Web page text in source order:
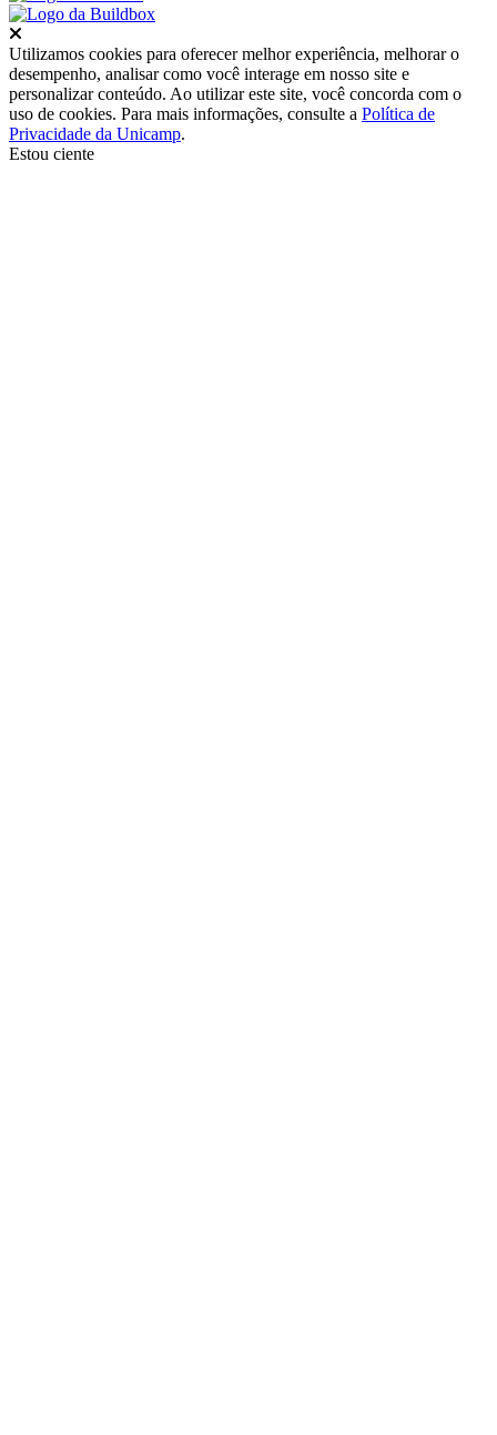
Utilizamos cookies para oferecer melhor experiência, melhorar o
desempenho, analisar como você interage em nosso site e
personalizar conteúdo. Ao utilizar este site, você concorda com o
uso de cookies. Para mais informações, consulte a Política de
Privacidade da Unicamp.
Estou ciente